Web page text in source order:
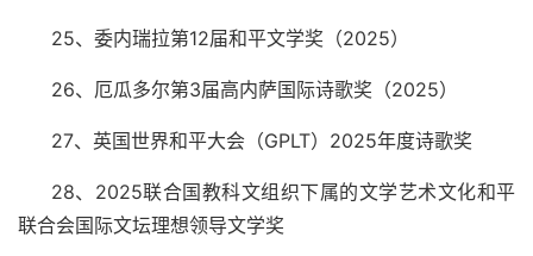
25、委内瑞拉第12届和平文学奖（2025）
26、厄瓜多尔第3届高内萨国际诗歌奖（2025）
27、英国世界和平大会（GPLT） 2025年度诗歌奖
28、 2025联合国教科文组织下属的文学艺术文化和平
联合会国际文坛理想领导文学奖